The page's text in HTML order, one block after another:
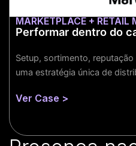
MARKETPLACE + RETAIL
Performar dentro do
Setup, sortimento,
uma estratégia única de
Ver Case >